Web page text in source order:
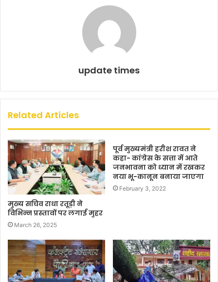
update times
Related Articles
मुख्य सचिव राधा रतूड़ी ने
विभिन्न प्रस्तावों पर लगाई मुहर
March 26, 2025
पूर्व मुख्यमंत्री हरीश रावत ने
कहा- कांग्रेस के सत्ता में आते
जनभावना को ध्यान में रखकर
नया भू-कानून बनाया जाएगा
February 3, 2022